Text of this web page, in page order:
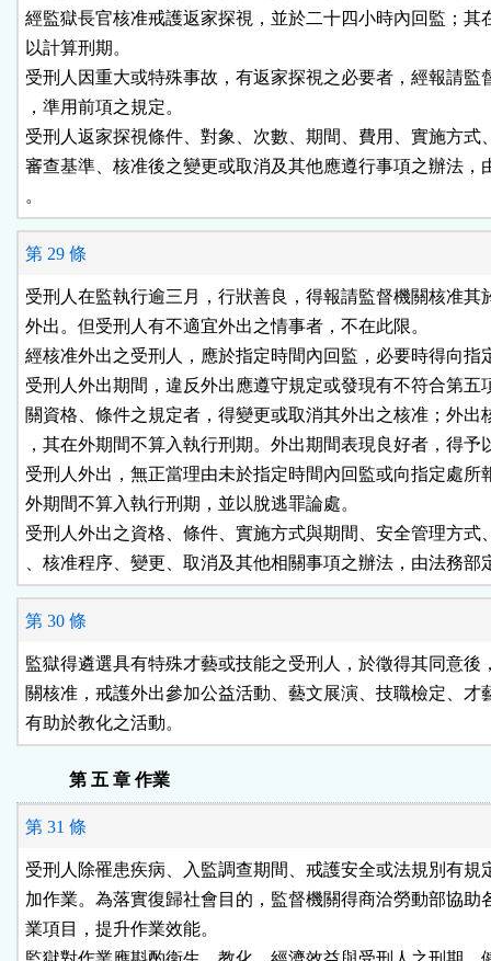
經監獄長官核准戒護返家探視，並於二十四小時內回監；其
以計算刑期。
受刑人因重大或特殊事故，有返家探視之必要者，經報請監
，準用前項之規定。
受刑人返家探視條件、對象、次數、期間、費用、實施方式
審查基準、核准後之變更或取消及其他應遵行事項之辦法，
。
第 29 條
受刑人在監執行逾三月，行狀善良，得報請監督機關核准其
外出。但受刑人有不適宜外出之情事者，不在此限。
經核准外出之受刑人，應於指定時間內回監，必要時得向指
受刑人外出期間，違反外出應遵守規定或發現有不符合第五
關資格、條件之規定者，得變更或取消其外出之核准；外出
，其在外期間不算入執行刑期。外出期間表現良好者，得予
受刑人外出，無正當理由未於指定時間內回監或向指定處所
外期間不算入執行刑期，並以脫逃罪論處。
受刑人外出之資格、條件、實施方式與期間、安全管理方式
、核准程序、變更、取消及其他相關事項之辦法，由法務部
第 30 條
監獄得遴選具有特殊才藝或技能之受刑人，於徵得其同意後
關核准，戒護外出參加公益活動、藝文展演、技職檢定、才
有助於教化之活動。
第 五 章 作業
第 31 條
受刑人除罹患疾病、入監調查期間、戒護安全或法規別有規
加作業。為落實復歸社會目的，監督機關得商洽勞動部協助
業項目，提升作業效能。